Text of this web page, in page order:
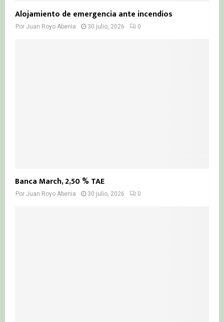
Alojamiento de emergencia ante incendios
Por Juan Royo Abenia 30 julio, 2026 0
Banca March, 2,50 % TAE
Por Juan Royo Abenia 30 julio, 2026 0